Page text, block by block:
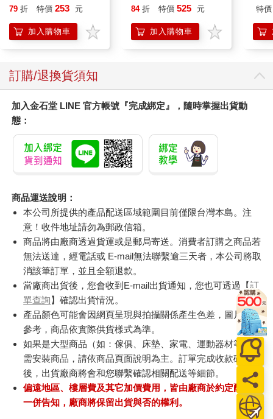
79 折 特價 253 元
加入購物車
84 折 特價 525 元
加入購物車
特價
訂購/退換貨須知
加入金石堂 LINE 官方帳號『完成綁定』，隨時掌握出貨動
態：
商品運送說明：
本公司所提供的產品配送區域範圍目前僅限台灣本島。注
意！收件地址請勿為郵政信箱。
商品將由廠商透過貨運或是郵局寄送。消費者訂購之商品若
無法送達，經電話或 E-mail無法聯繫逾三天者，本公司將取
消該筆訂單，並且全額退款。
當廠商出貨後，您會收到E-mail出貨通知，您也可透過【訂
單查詢】確認出貨情況。
產品顏色可能會因網頁呈現與拍攝關係產生色差，圖片僅供
參考，商品依實際供貨樣式為準。
如果是大型商品（如：傢俱、床墊、家電、運動器材等）及
需安裝商品，請依商品頁面說明為主。訂單完成收款確認
後，出貨廠商將會和您聯繫確認相關配送等細節。
偏遠地區、樓層費及其它加價費用，皆由廠商於約定配送時
一併告知，廠商將保留出貨與否的權利。